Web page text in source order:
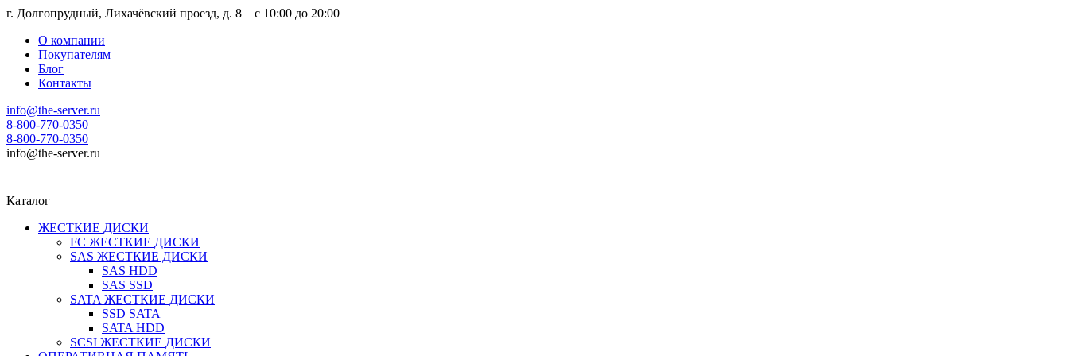
г. Долгопрудный, Лихачёвский проезд, д. 8 c 10:00 до 20:00
О компании
Покупателям
Блог
Контакты
info@the-server.ru
8-800-770-0350
8-800-770-0350
info@the-server.ru
Каталог
ЖЕСТКИЕ ДИСКИ
FC ЖЕСТКИЕ ДИСКИ
SAS ЖЕСТКИЕ ДИСКИ
SAS HDD
SAS SSD
SATA ЖЕСТКИЕ ДИСКИ
SSD SATA
SATA HDD
SCSI ЖЕСТКИЕ ДИСКИ